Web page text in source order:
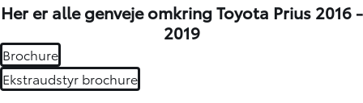
Her er alle genveje omkring Toyota Prius 2016 -
2019
Brochure
Ekstraudstyr brochure